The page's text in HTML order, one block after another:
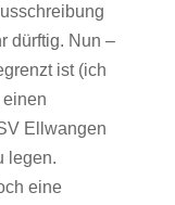
dürftig. Nun –
ist (ich
Ellwangen
legen.
eine